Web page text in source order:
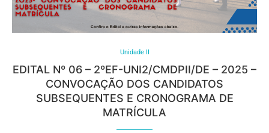
Unidade II
EDITAL Nº 06 – 2ºEF-UNI2/CMDPII/DE – 2025 –
CONVOCAÇÃO DOS CANDIDATOS
SUBSEQUENTES E CRONOGRAMA DE
MATRÍCULA